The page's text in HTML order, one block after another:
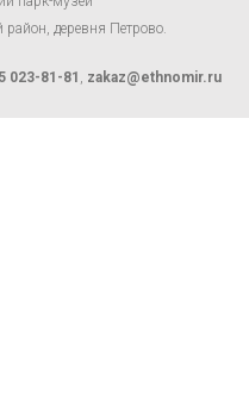
деревня Петрово.
023-81-81 , zakaz@ethnomir.ru